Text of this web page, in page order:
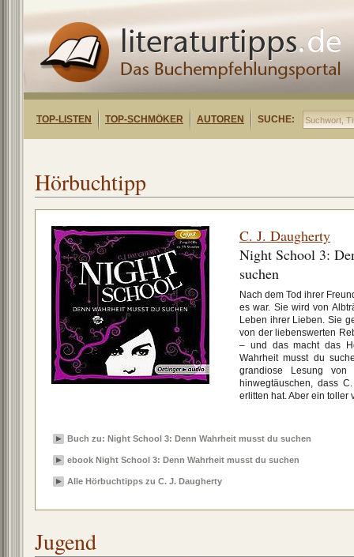
TOP-LISTEN TOP-SCHMÖKER AUTOREN SUCHE:
Hörbuchtipp
C. J. Daugherty
Night School 3:
suchen
Nach dem Tod ihrer
es war. Sie wird von
Leben ihrer Lieben. Sie
von der liebenswerten
– und das macht das
Wahrheit musst du
grandiose Lesung
hinwegtäuschen, dass
erlitten hat. Aber ein toller
Buch zu: Night School 3: Denn Wahrheit musst du suchen
ebook Night School 3: Denn Wahrheit musst du suchen
Alle Hörbuchtipps zu C. J. Daugherty
Jugend